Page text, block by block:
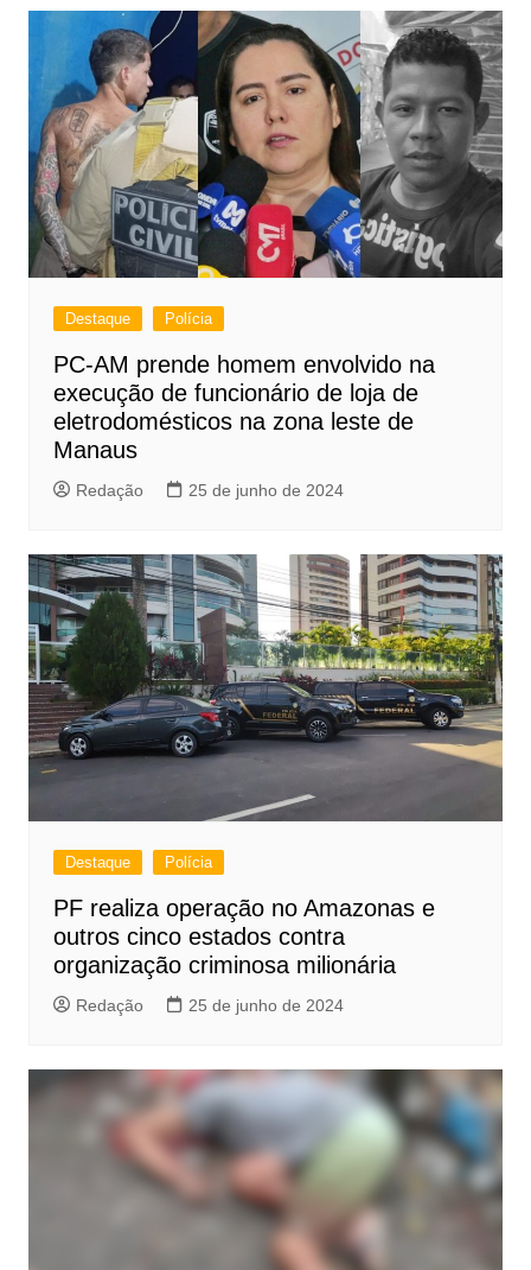
Destaque Polícia
PC-AM prende homem envolvido na
execução de funcionário de loja de
eletrodomésticos na zona leste de
Manaus
Redação 25 de junho de 2024
Destaque Polícia
PF realiza operação no Amazonas e
outros cinco estados contra
organização criminosa milionária
Redação 25 de junho de 2024